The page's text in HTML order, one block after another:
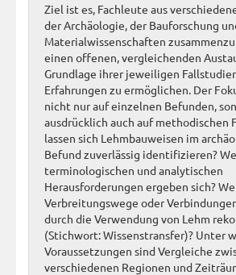
Ziel ist es, Fachleute aus
der Archäologie, der Bauforschung
Materialwissenschaften
einen offenen, vergleichenden
Grundlage ihrer jeweiligen
Erfahrungen zu ermöglichen. Der
nicht nur auf einzelnen Befunden,
ausdrücklich auch auf methodischen
lassen sich Lehmbauweisen im
Befund zuverlässig identifizieren?
terminologischen und analytischen
Herausforderungen ergeben sich?
Verbreitungswege oder
durch die Verwendung von Lehm
(Stichwort: Wissenstransfer)? Unter
Voraussetzungen sind Vergleiche
verschiedenen Regionen und